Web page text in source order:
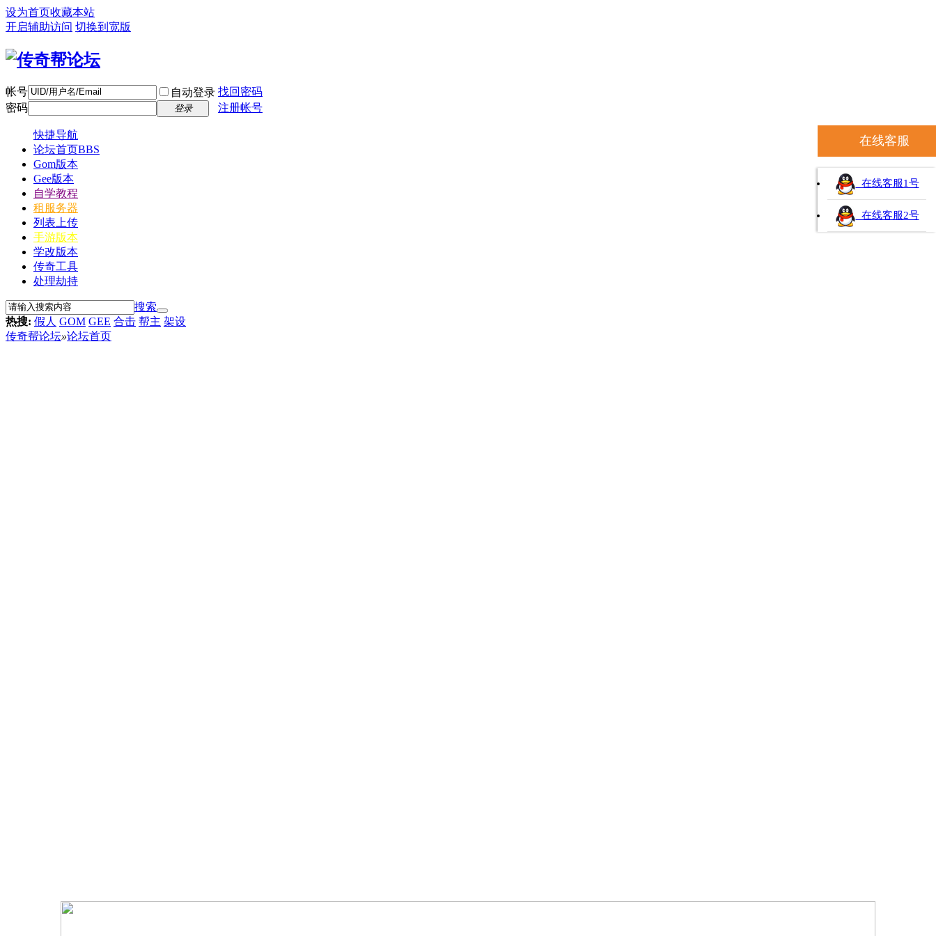
设为首页收藏本站
开启辅助访问 切换到宽版
帐号 自动登录 找回密码
密码
登录 注册帐号
快捷导航
论坛首页BBS
Gom版本
Gee版本
自学教程
租服务器
列表上传
手游版本
学改版本
传奇工具
处理劫持
搜索
热搜: 假人 GOM GEE 合击 帮主 架设
传奇帮论坛»论坛首页
在线客服
在线客服1号
在线客服2号